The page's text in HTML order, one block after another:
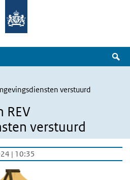
verstuurd
REV
verstuurd
| 10:35